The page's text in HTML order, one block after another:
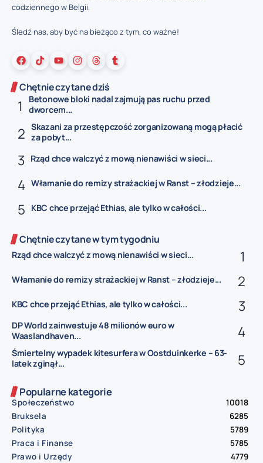
codziennego w Belgii.
Śledź nas, aby być na bieżąco z tym, co ważne!
Chętnie czytane dziś
Betonowe bloki nadal zajmują pas ruchu przed
dworcem...
Skazani za przestępczość zorganizowaną mogą płacić
za pobyt...
Rząd chce walczyć z mową nienawiści w sieci...
Włamanie do remizy strażackiej w Ranst – złodzieje...
KBC chce przejąć Ethias, ale tylko w całości...
Chętnie czytane w tym tygodniu
Rząd chce walczyć z mową nienawiści w sieci...
Włamanie do remizy strażackiej w Ranst – złodzieje...
KBC chce przejąć Ethias, ale tylko w całości...
DP World zainwestuje 48 milionów euro w
Waaslandhaven...
Śmiertelny wypadek kitesurfera w Oostduinkerke – 63-
latek zginął...
Popularne kategorie
Społeczeństwo
10018
Bruksela
6285
Polityka
5789
Praca i Finanse
5785
Prawo i Urzędy
4779